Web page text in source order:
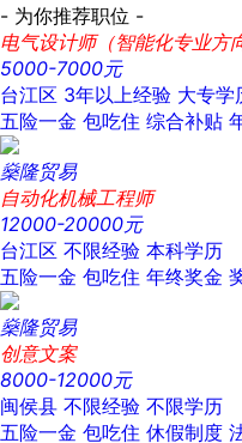
- 为你推荐职位 -
电气设计师（智能化专业方
5000-7000元
台江区 3年以上经验 大专学
五险一金 包吃住 综合补贴
燊隆贸易
自动化机械工程师
12000-20000元
台江区 不限经验 本科学历
五险一金 包吃住 年终奖金
燊隆贸易
创意文案
8000-12000元
闽侯县 不限经验 不限学历
五险一金 包吃住 休假制度